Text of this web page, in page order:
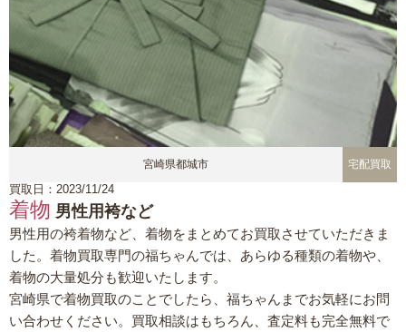
宮崎県都城市 宅配買取
買取日：2023/11/24
着物 男性用袴など
男性用の袴着物など、着物をまとめてお買取させていただきま
した。着物買取専門の福ちゃんでは、あらゆる種類の着物や、
着物の大量処分も歓迎いたします。
宮崎県で着物買取のことでしたら、福ちゃんまでお気軽にお問
い合わせください。買取相談はもちろん、査定料も完全無料で